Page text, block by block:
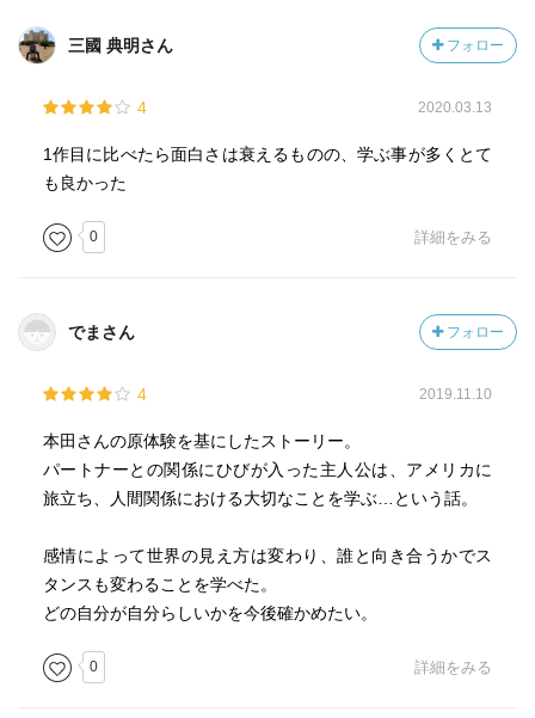
三國 典明さん フォロー
4 2020.03.13
1作目に比べたら面白さは衰えるものの、学ぶ事が多くとて
も良かった
0 詳細をみる
でまさん フォロー
4 2019.11.10
本田さんの原体験を基にしたストーリー。
パートナーとの関係にひびが入った主人公は、アメリカに
旅立ち、人間関係における大切なことを学ぶ…という話。
感情によって世界の見え方は変わり、誰と向き合うかでス
タンスも変わることを学べた。
どの自分が自分らしいかを今後確かめたい。
0 詳細をみる